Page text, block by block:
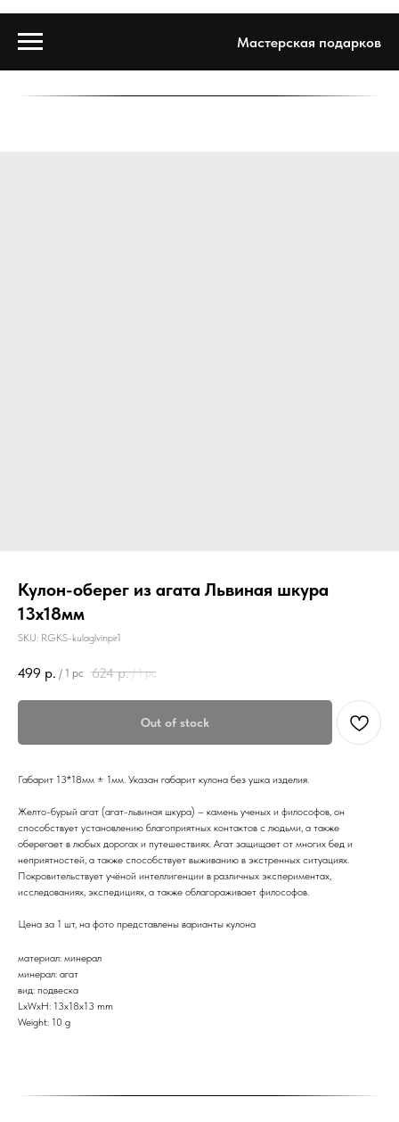
Мастерская подарков
Кулон-оберег из агата Львиная шкура
13х18мм
SKU: RGKS-kulaglvinpir1
499 р. / 1 pc 624 р. / 1 pc
Out of stock
Габарит 13*18мм ± 1мм. Указан габарит кулона без ушка изделия.
Желто-бурый агат (агат-львиная шкура) – камень ученых и философов, он
способствует установлению благоприятных контактов с людьми, а также
оберегает в любых дорогах и путешествиях. Агат защищает от многих бед и
неприятностей, а также способствует выживанию в экстренных ситуациях.
Покровительствует учёной интеллигенции в различных экспериментах,
исследованиях, экспедициях, а также облагораживает философов.
Цена за 1 шт, на фото представлены варианты кулона
материал: минерал
минерал: агат
вид: подвеска
LxWxH: 13x18x13 mm
Weight: 10 g